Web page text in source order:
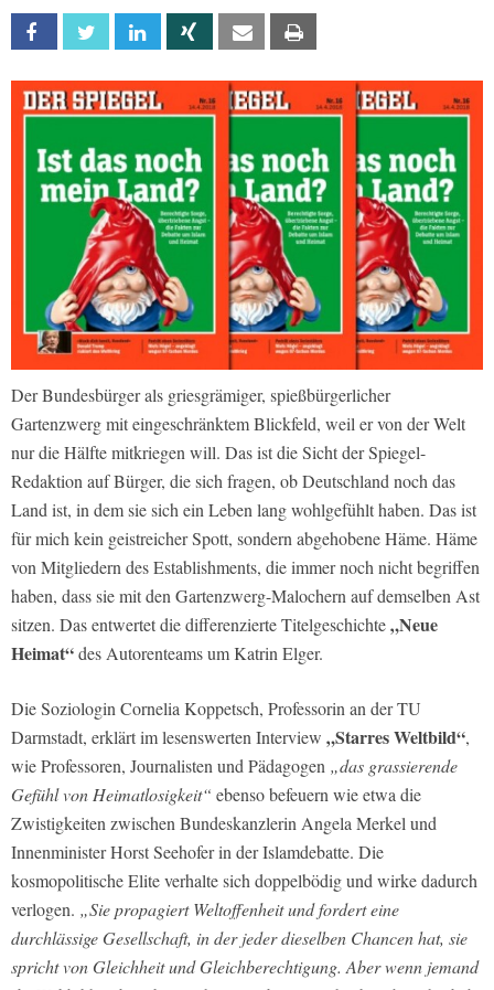
Facebook Twitter Linkedin Xing Email
Der Bundesbürger als griesgrämiger, spießbürgerlicher
Gartenzwerg mit eingeschränktem Blickfeld, weil er von der Welt
nur die Hälfte mitkriegen will. Das ist die Sicht der Spiegel-
Redaktion auf Bürger, die sich fragen, ob Deutschland noch das
Land ist, in dem sie sich ein Leben lang wohlgefühlt haben. Das ist
für mich kein geistreicher Spott, sondern abgehobene Häme. Häme
von Mitgliedern des Establishments, die immer noch nicht begriffen
haben, dass sie mit den Gartenzwerg-Malochern auf demselben Ast
sitzen. Das entwertet die differenzierte Titelgeschichte„Neue
Heimat“des Autorenteams um Katrin Elger.
Die Soziologin Cornelia Koppetsch, Professorin an der TU
Darmstadt, erklärt im lesenswerten Interview „Starres Weltbild“,
wie Professoren, Journalisten und Pädagogen „das grassierende
Gefühl von Heimatlosigkeit“ ebenso befeuern wie etwa die
Zwistigkeiten zwischen Bundeskanzlerin Angela Merkel und
Innenminister Horst Seehofer in der Islamdebatte. Die
kosmopolitische Elite verhalte sich doppelbödig und wirke dadurch
verlogen. „Sie propagiert Weltoffenheit und fordert eine
durchlässige Gesellschaft, in der jeder dieselben Chancen hat, sie
spricht von Gleichheit und Gleichberechtigung. Aber wenn jemand